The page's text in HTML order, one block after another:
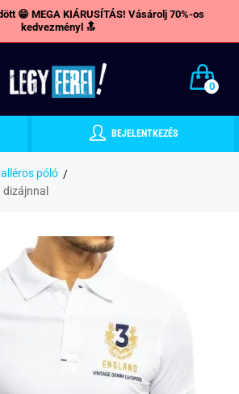
😁 MEGA KIÁRUSÍTÁS! Vásárolj 70%-os
kedvezményl 🔝
0
BEJELENTKEZÉS
póló